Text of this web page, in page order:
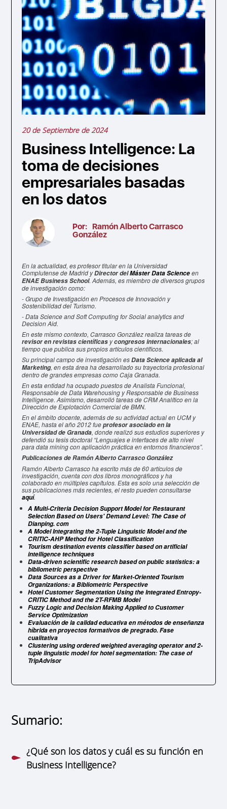
20 de Septiembre de 2024
Business Intelligence: La
toma de decisiones
empresariales basadas
en los datos
Por: Ramón Alberto Carrasco
González
En la actualidad, es profesor titular en la Universidad
Complutense de Madrid yDirector delMáster Data Science en
ENAE Business School. Además, es miembro de diversos grupos
de investigación como:
- Grupo de Investigación en Procesos de Innovación y
Sostenibilidad del Turismo.
- Data Science and Soft Computing for Social analytics and
Decision Aid.
En este mismo contexto, Carrasco González realiza tareas de
revisor en revistas científicas ycongresos internacionales; al
tiempo que publica sus propios artículos científicos.
Su principal campo de investigación esData Science aplicada al
Marketing, en esta área ha desarrollado su trayectoria profesional
dentro de grandes empresas como Caja Granada.
En esta entidad ha ocupado puestos de Analista Funcional,
Responsable de Data Warehousing y Responsable de Business
Intelligence. Asimismo, desarrolló tareas de CRM Analítico en la
Dirección de Explotación Comercial de BMN.
En el ámbito docente, además de su actividad actual en UCM y
ENAE, hasta el año 2012 fueprofesor asociado en la
Universidad de Granada, donde realizó sus estudios superiores y
defendió su tesis doctoral “Lenguajes e interfaces de alto nivel
para data mining con aplicación práctica en entornos financieros”.
Publicaciones de Ramón Alberto Carrasco González
Ramón Alberto Carrasco ha escrito más de 60 artículos de
investigación, cuenta con dos libros monográficos y ha
colaborado en múltiples capítulos. Esta es solo una selección de
sus publicaciones más recientes, el resto pueden consultarse
aquí.
A Multi-Criteria Decision Support Model for Restaurant
Selection Based on Users' Demand Level: The Case of
Dianping. com
A Model Integrating the 2-Tuple Linguistic Model and the
CRITIC-AHP Method for Hotel Classification
Tourism destination events classifier based on artificial
intelligence techniques
Data-driven scientific research based on public statistics: a
bibliometric perspective
Data Sources as a Driver for Market-Oriented Tourism
Organizations: a Bibliometric Perspective
Hotel Customer Segmentation Using the Integrated Entropy-
CRITIC Method and the 2T-RFMB Model
Fuzzy Logic and Decision Making Applied to Customer
Service Optimization
Evaluación de la calidad educativa en métodos de enseñanza
híbrida en proyectos formativos de pregrado. Fase
cualitativa
Clustering using ordered weighted averaging operator and 2-
tuple linguistic model for hotel segmentation: The case of
TripAdvisor
Sumario:
¿Qué son los datos y cuál es su función en
Business Intelligence?